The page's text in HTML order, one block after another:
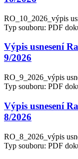
RO_10_2026_výpis
Typ souboru: PDF
Výpis usnesení
9/2026
RO_9_2026_výpis
Typ souboru: PDF
Výpis usnesení
8/2026
RO_8_2026_výpis
Typ souboru: PDF